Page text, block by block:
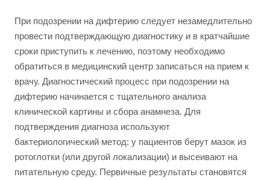
При подозрении на дифтерию следует незамедлительно
провести подтверждающую диагностику и в кратчайшие
сроки приступить к лечению, поэтому необходимо
обратиться в медицинский центр записаться на прием к
врачу. Диагностический процесс при подозрении на
дифтерию начинается с тщательного анализа
клинической картины и сбора анамнеза. Для
подтверждения диагноза используют
бактериологический метод: у пациентов берут мазок из
ротоглотки (или другой локализации) и высеивают на
питательную среду. Первичные результаты становятся